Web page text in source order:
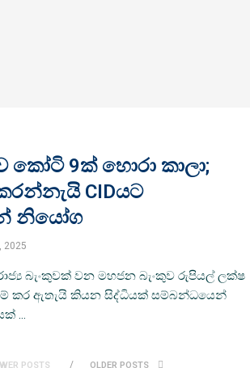
කෝටි 9ක් හොරා කාලා;
CIDයට
නියෝග
2025
බැංකුවක් වන මහජන බැංකුව රුපියල් ලක්ෂ
කර ඇතැයි කියන සිද්ධියක් සම්බන්ධයෙන්
…
POSTS OLDER POSTS